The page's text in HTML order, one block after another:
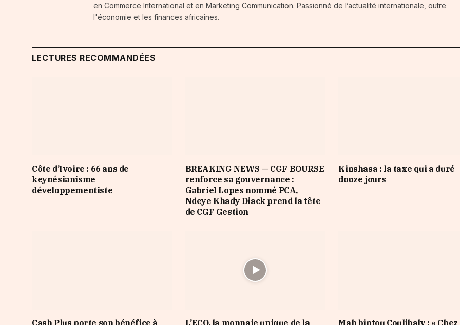
en Commerce International et en Marketing Communication. Passionné de l’actualité internationale, outre
l'économie et les finances africaines.
LECTURES RECOMMANDÉES
Côte d’Ivoire : 66 ans de
keynésianisme
développementiste
BREAKING NEWS — CGF BOURSE
renforce sa gouvernance :
Gabriel Lopes nommé PCA,
Ndeye Khady Diack prend la tête
de CGF Gestion
Kinshasa : la taxe qui a duré
douze jours
Cash Plus porte son bénéfice à
L’ECO, la monnaie unique de la
Mah bintou Coulibaly : « Chez